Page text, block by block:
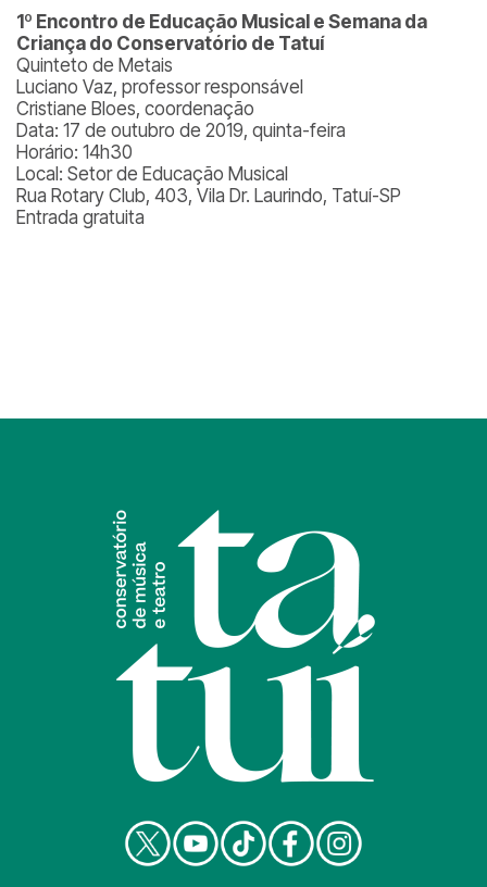
1º Encontro de Educação Musical e Semana da
Criança do Conservatório de Tatuí
Quinteto de Metais
Luciano Vaz, professor responsável
Cristiane Bloes, coordenação
Data: 17 de outubro de 2019, quinta-feira
Horário: 14h30
Local: Setor de Educação Musical
Rua Rotary Club, 403, Vila Dr. Laurindo, Tatuí-SP
Entrada gratuita